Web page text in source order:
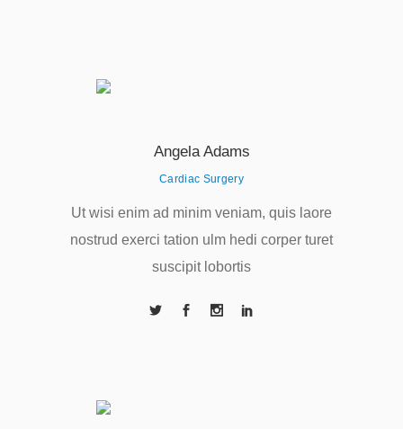
Angela Adams
Cardiac Surgery
Ut wisi enim ad minim veniam, quis laore
nostrud exerci tation ulm hedi corper turet
suscipit lobortis